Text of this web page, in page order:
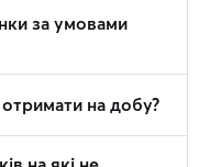
за умовами
на добу?